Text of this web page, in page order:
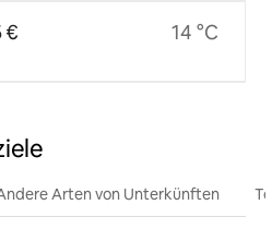
€ 14 °C
Arten von Unterkünften